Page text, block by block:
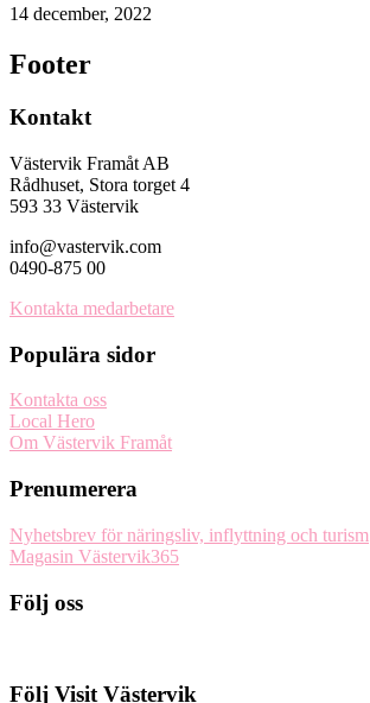
14 december, 2022
Footer
Kontakt
Västervik Framåt AB
Rådhuset, Stora torget 4
593 33 Västervik
info@vastervik.com
0490-875 00
Kontakta medarbetare
Populära sidor
Kontakta oss
Local Hero
Om Västervik Framåt
Prenumerera
Nyhetsbrev för näringsliv, inflyttning och turism
Magasin Västervik365
Följ oss
Följ Visit Västervik